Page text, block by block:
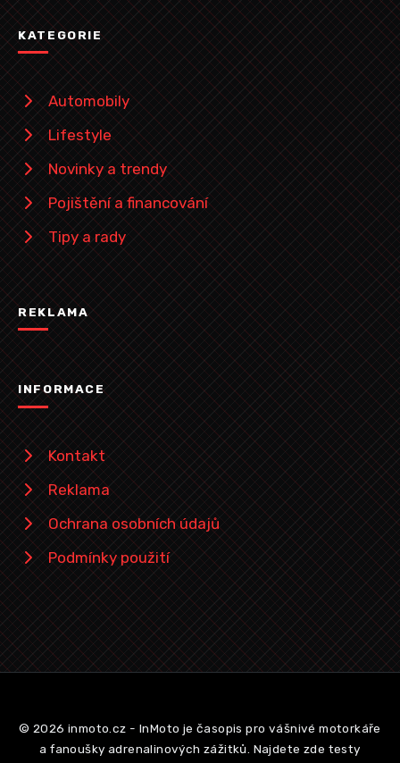
KATEGORIE
Automobily
Lifestyle
Novinky a trendy
Pojištění a financování
Tipy a rady
REKLAMA
INFORMACE
Kontakt
Reklama
Ochrana osobních údajů
Podmínky použití
© 2026 inmoto.cz - InMoto je časopis pro vášnivé motorkáře
a fanoušky adrenalinových zážitků. Najdete zde testy